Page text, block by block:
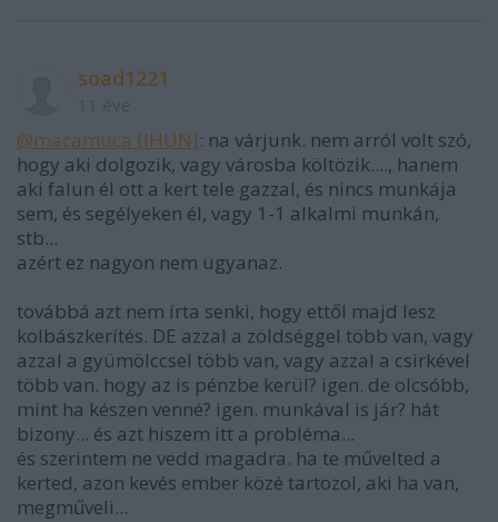
soad1221
@macamuca [IHUN]: na várjunk. nem arról volt szó,
hogy aki dolgozik, vagy városba költözik...., hanem
aki falun él ott a kert tele gazzal, és nincs munkája
sem, és segélyeken él, vagy 1-1 alkalmi munkán,
stb...
azért ez nagyon nem ugyanaz.
továbbá azt nem írta senki, hogy ettől majd lesz
kolbászkerítés. DE azzal a zöldséggel több van, vagy
azzal a gyümölccsel több van, vagy azzal a csirkével
több van. hogy az is pénzbe kerül? igen. de olcsóbb,
mint ha készen venné? igen. munkával is jár? hát
bizony... és azt hiszem itt a probléma...
és szerintem ne vedd magadra. ha te művelted a
kerted, azon kevés ember közé tartozol, aki ha van,
megműveli...